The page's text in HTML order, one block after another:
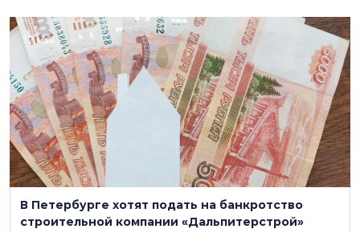
12 мая
В Петербурге хотят подать на банкротство
строительной компании «Дальпитерстрой»